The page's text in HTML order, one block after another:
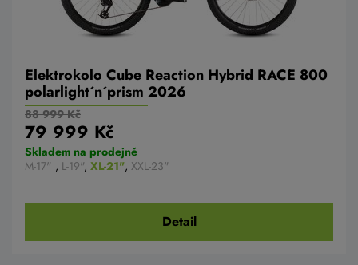
Elektrokolo Cube Reaction Hybrid RACE 800
polarlight´n´prism 2026
88 999 Kč
79 999 Kč
Skladem na prodejně
M-17" , L-19", XL-21", XXL-23"
Detail